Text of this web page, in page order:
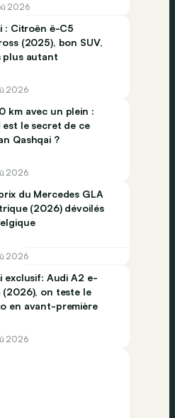
2026
: Citroën ë-C5
(2025), bon SUV,
plus autant
2026
km avec un plein :
est le secret de ce
Qashqai ?
2026
du Mercedes GLA
(2026) dévoilés
2026
exclusif: Audi A2 e-
on teste le
en avant-première
2026